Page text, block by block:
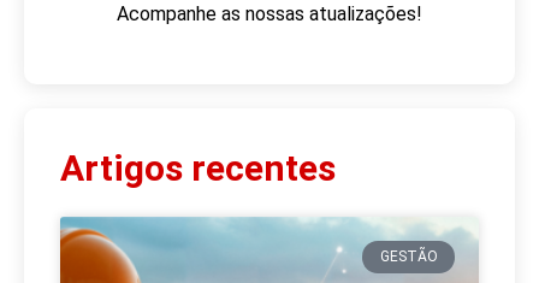
Acompanhe as nossas atualizações!
Artigos recentes
GESTÃO